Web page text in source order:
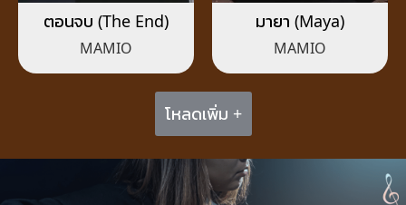
ตอนจบ (The End)
MAMIO
มายา (Maya)
MAMIO
โหลดเพิ่ม +